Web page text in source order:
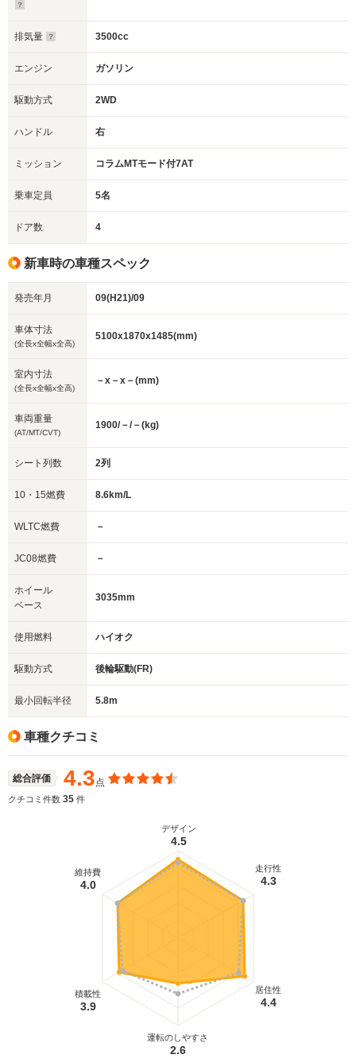
排気量 3500cc
エンジン ガソリン
駆動方式 2WD
ハンドル 右
ミッション コラムMTモード付7AT
乗車定員 5名
ドア数 4
新車時の車種スペック
発売年月 09(H21)/09
車体寸法
(全長x全幅x全高)
5100x1870x1485(mm)
室内寸法
(全長x全幅x全高)
－x－x－(mm)
車両重量
(AT/MT/CVT)
1900/－/－(kg)
シート列数 2列
10・15燃費 8.6km/L
WLTC燃費 －
JC08燃費 －
ホイール
ベース
3035mm
使用燃料 ハイオク
駆動方式 後輪駆動(FR)
最小回転半径 5.8m
車種クチコミ
総合評価 4.3点
クチコミ件数 35 件
デザイン
4.5
走行性
4.3
居住性
4.4
運転のしやすさ
2.6
積載性
3.9
維持費
4.0